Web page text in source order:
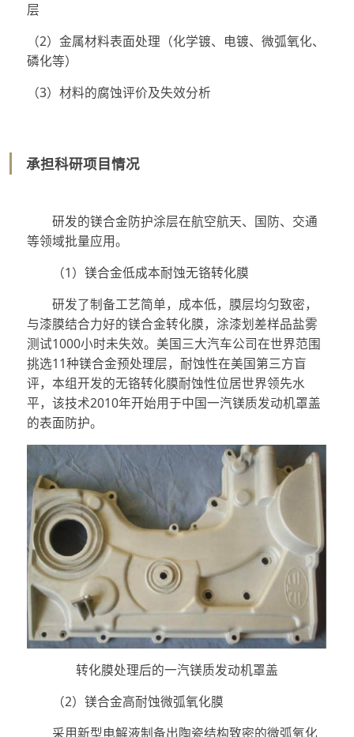
层
（2）金属材料表面处理（化学镀、电镀、微弧氧化、
磷化等）
（3）材料的腐蚀评价及失效分析
承担科研项目情况
研发的镁合金防护涂层在航空航天、国防、交通
等领域批量应用。
（1）镁合金低成本耐蚀无铬转化膜
研发了制备工艺简单，成本低，膜层均匀致密，
与漆膜结合力好的镁合金转化膜，涂漆划差样品盐雾
测试1000小时未失效。美国三大汽车公司在世界范围
挑选11种镁合金预处理层，耐蚀性在美国第三方盲
评，本组开发的无铬转化膜耐蚀性位居世界领先水
平，该技术2010年开始用于中国一汽镁质发动机罩盖
的表面防护。
转化膜处理后的一汽镁质发动机罩盖
（2）镁合金高耐蚀微弧氧化膜
采用新型电解液制备出陶瓷结构致密的微弧氧化